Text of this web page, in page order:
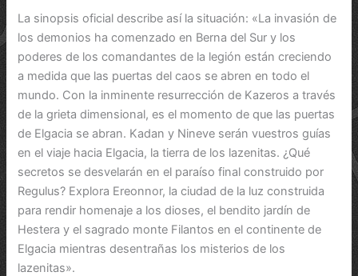
La sinopsis oficial describe así la situación: «La invasión de
los demonios ha comenzado en Berna del Sur y los
poderes de los comandantes de la legión están creciendo
a medida que las puertas del caos se abren en todo el
mundo. Con la inminente resurrección de Kazeros a través
de la grieta dimensional, es el momento de que las puertas
de Elgacia se abran. Kadan y Nineve serán vuestros guías
en el viaje hacia Elgacia, la tierra de los lazenitas. ¿Qué
secretos se desvelarán en el paraíso final construido por
Regulus? Explora Ereonnor, la ciudad de la luz construida
para rendir homenaje a los dioses, el bendito jardín de
Hestera y el sagrado monte Filantos en el continente de
Elgacia mientras desentrañas los misterios de los
lazenitas».